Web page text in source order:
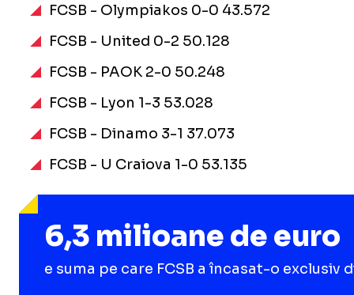
FCSB - Olympiakos 0-0 43.572
FCSB - United 0-2 50.128
FCSB - PAOK 2-0 50.248
FCSB - Lyon 1-3 53.028
FCSB - Dinamo 3-1 37.073
FCSB - U Craiova 1-0 53.135
6,3 milioane de euro
e suma pe care FCSB a încasat-o